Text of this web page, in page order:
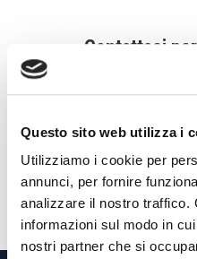
Questo sito web utilizza i
Utilizziamo i cookie per
annunci, per fornire
analizzare il nostro traffico.
informazioni sul modo in
nostri partner che si
Contattaci
Tel.